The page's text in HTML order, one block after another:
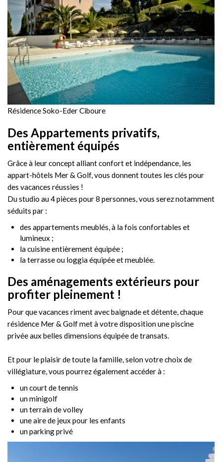
Résidence Soko-Eder Ciboure
Des Appartements privatifs,
entièrement équipés
Grâce à leur concept alliant confort et indépendance, les
appart-hôtels Mer & Golf, vous donnent toutes les clés pour
des vacances réussies !
Du studio au 4 pièces pour 8 personnes, vous serez notamment
séduits par :
des appartements meublés, à la fois confortables et
lumineux ;
la cuisine entièrement équipée ;
la terrasse ou loggia équipée et meublée.
Des aménagements extérieurs pour
profiter pleinement !
Pour que vacances riment avec baignade et détente, chaque
résidence Mer & Golf met à votre disposition une piscine
privée aux belles dimensions équipée de transats.
Et pour le plaisir de toute la famille, selon votre choix de
villégiature, vous pourrez également accéder à :
un court de tennis
un minigolf
un terrain de volley
une aire de jeux pour les enfants
un parking privé